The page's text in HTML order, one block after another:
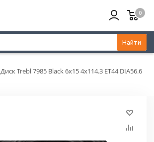
0
Найти
Диск Trebl 7985 Black 6x15 4x114.3 ET44 DIA56.6